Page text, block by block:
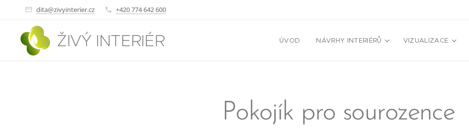
dita@zivyinterier.cz +420 774 642 600
ŽIVÝ INTERIÉR ÚVOD NÁVRHY INTERIÉRŮ VIZUALIZACE
Pokojík pro sourozence